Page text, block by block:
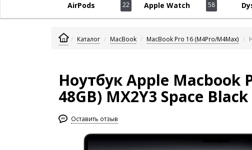
22
AirPods 58
Apple Watch
Каталог MacBook MacBook Pro 16 (M4Pro/M4Max)
Ноутбук Apple Macbook
48GB) MX2Y3 Space Black
Оставить отзыв